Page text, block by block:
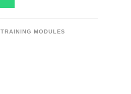
TRAINING MODULES